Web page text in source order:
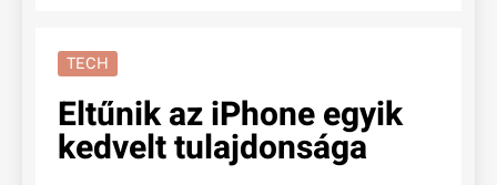
TECH
Eltűnik az iPhone egyik
kedvelt tulajdonsága